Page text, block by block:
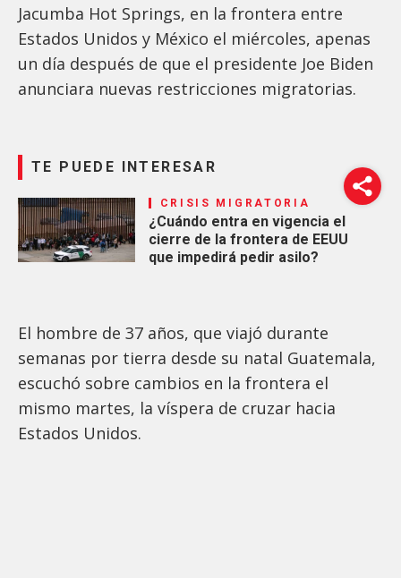
Jacumba Hot Springs, en la frontera entre
Estados Unidos y México el miércoles, apenas
un día después de que el presidente Joe Biden
anunciara nuevas restricciones migratorias.
TE PUEDE INTERESAR
CRISIS MIGRATORIA
¿Cuándo entra en vigencia el
cierre de la frontera de EEUU
que impedirá pedir asilo?
El hombre de 37 años, que viajó durante
semanas por tierra desde su natal Guatemala,
escuchó sobre cambios en la frontera el
mismo martes, la víspera de cruzar hacia
Estados Unidos.